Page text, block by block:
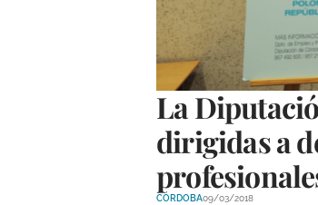
La
dirigidas a
CÓRDOBA09/03/2018